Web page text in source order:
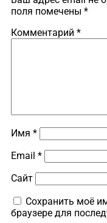
поля помечены *
Комментарий *
Имя *
Email *
Сайт
Сохранить моё
браузере для